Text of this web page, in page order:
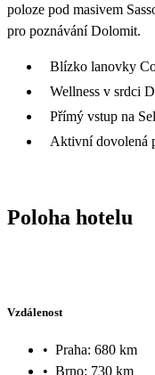
poloze pod masivem
pro poznávání Dolomit.
Blízko lanovky
Wellness v srdci
Přímý vstup na
Aktivní dovolená
Poloha hotelu
Vzdálenost
• Praha: 680 km
• Brno: 730 km